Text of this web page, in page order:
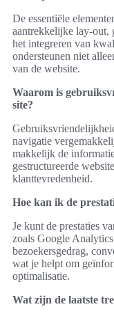
De essentiële
aantrekkelijke lay-out,
het integreren van
ondersteunen niet
van de website.
Waarom is
site?
navigatie
makkelijk de
gestructureerde
klanttevredenheid.
Hoe kan ik de
Je kunt de prestaties
zoals Google
bezoekersgedrag,
wat je helpt om
optimalisatie.
Wat zijn de laatste